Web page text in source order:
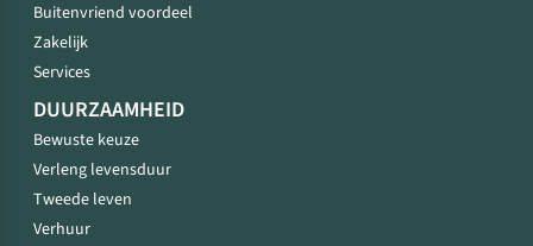
Buitenvriend voordeel
Zakelijk
Services
DUURZAAMHEID
Bewuste keuze
Verleng levensduur
Tweede leven
Verhuur